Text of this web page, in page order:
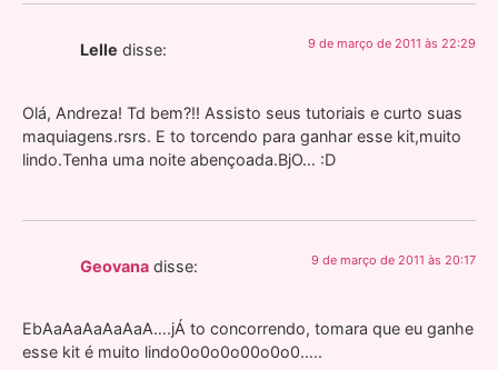
Lelle disse: 9 de março de 2011 às 22:29
Olá, Andreza! Td bem?!! Assisto seus tutoriais e curto suas
maquiagens.rsrs. E to torcendo para ganhar esse kit,muito
lindo.Tenha uma noite abençoada.BjO… :D
Geovana disse: 9 de março de 2011 às 20:17
EbAaAaAaAaAaA….jÁ to concorrendo, tomara que eu ganhe
esse kit é muito lindo0o0o0o00o0o0…..